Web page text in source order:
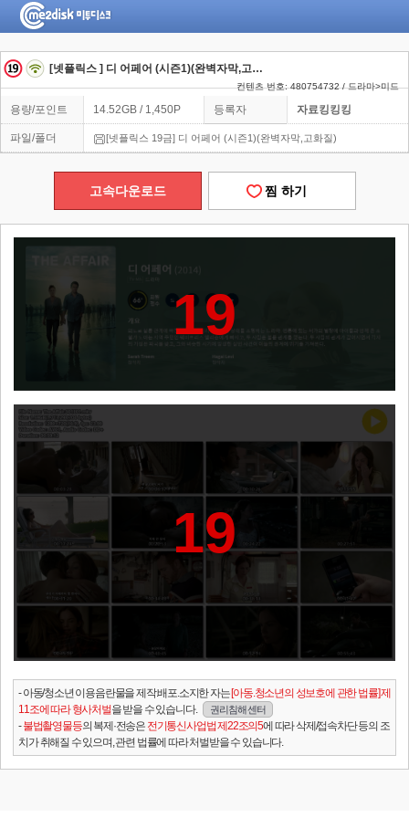
[넷플릭스 ] 디 어페어 (시즌1)(완벽자막,고화질)
컨텐츠 번호: 480754732 / 드라마>미드
용량/포인트 14.52GB / 1,450P 등록자 자료킹킹킹
파일/폴더 [넷플릭스 19금] 디 어페어 (시즌1)(완벽자막,고화질)
고속다운로드 찜 하기
19
19
- 아동/청소년 이용음란물을 제작.배포.소지한 자는[아동.청소년의 성보호에 관한 법률] 제
11조에 따라 형사처벌을 받을 수 있습니다. 권리침해 센터
-불법촬영물등의 복제·전송은 전기통신사업법 제22조의5에 따라 삭제/접속차단 등의 조
치가 취해질 수 있으며, 관련 법률에 따라 처벌받을 수 있습니다.